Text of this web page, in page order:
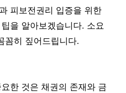
피보전권리 입증을 위한
을 알아보겠습니다. 소요
꼼히 짚어드립니다.
한 것은 채권의 존재와 금